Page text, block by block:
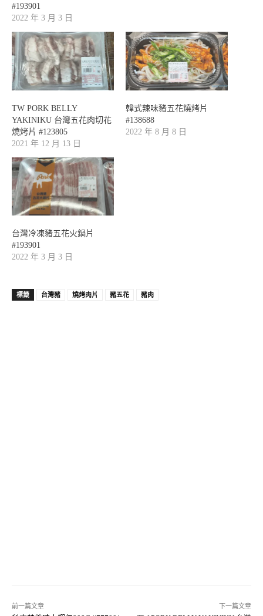
#193901
2022 年 3 月 3 日
TW PORK BELLY
YAKINIKU 台灣五花肉切花
燒烤片 #123805
2021 年 12 月 13 日
韓式辣味豬五花燒烤片
#138688
2022 年 8 月 8 日
台灣冷凍豬五花火鍋片
#193901
2022 年 3 月 3 日
標籤 台灣豬 燒烤肉片 豬五花 豬肉
前一篇文章 下一篇文章